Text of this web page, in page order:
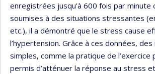
enregistrées jusqu’à 600 fois par minute
soumises à des situations stressantes
etc.), il a démontré que le stress cause
l’hypertension. Grâce à ces données,
simples, comme la pratique de l’exercice
permis d’atténuer la réponse au stress